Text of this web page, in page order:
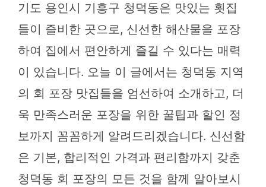
기도 용인시 기흥구 청덕동은 맛있는 횟집
들이 즐비한 곳으로, 신선한 해산물을 포장
하여 집에서 편안하게 즐길 수 있다는 매력
이 있습니다. 오늘 이 글에서는 청덕동 지역
의 회 포장 맛집들을 엄선하여 소개하고, 더
욱 만족스러운 포장을 위한 꿀팁과 할인 정
보까지 꼼꼼하게 알려드리겠습니다. 신선함
은 기본, 합리적인 가격과 편리함까지 갖춘
청덕동 회 포장의 모든 것을 함께 알아보시